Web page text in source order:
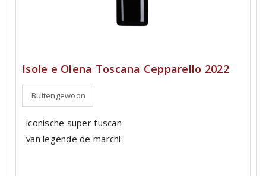
Isole e Olena Toscana Cepparello 2022
Buitengewoon
iconische super tuscan
van legende de marchi